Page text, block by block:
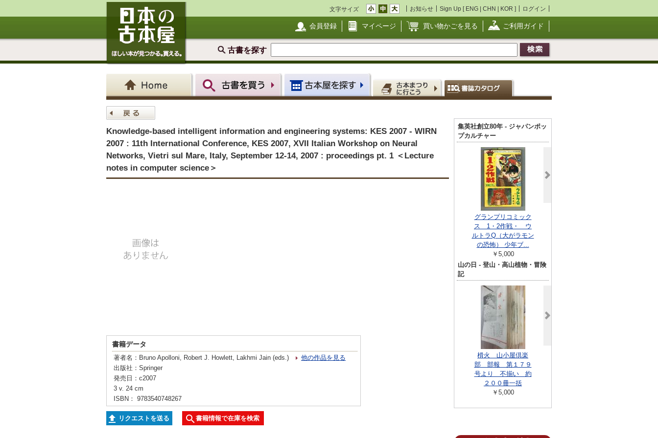
文字サイズ お知らせ Sign Up [ ENG | CHN | KOR ] ログイン
会員登録 マイページ 買い物かごを見る ご利用ガイド
古書を探す
Knowledge-based intelligent information and engineering systems: KES 2007 - WIRN
2007 : 11th International Conference, KES 2007, XVII Italian Workshop on Neural
Networks, Vietri sul Mare, Italy, September 12-14, 2007 : proceedings pt. 1 ＜Lecture
notes in computer science＞
書籍データ
著者名：Bruno Apolloni, Robert J. Howlett, Lakhmi Jain (eds.)
他の作品を見る
出版社：Springer
発売日：c2007
3 v. 24 cm
ISBN： 9783540748267
リクエストを送る 書籍情報で在庫を検索
集英社創立80年 - ジャパンポッ
プカルチャー
グランプリコミック
ス 1・2作戦・ ウ
ルトラQ（大がラモン
の恐怖） 少年ブ...
￥5,000
山の日 - 登山・高山植物・冒険
記
榾火 山小屋倶楽
部 部報 第１７９
号より 不揃い 約
２００冊一括
￥5,000